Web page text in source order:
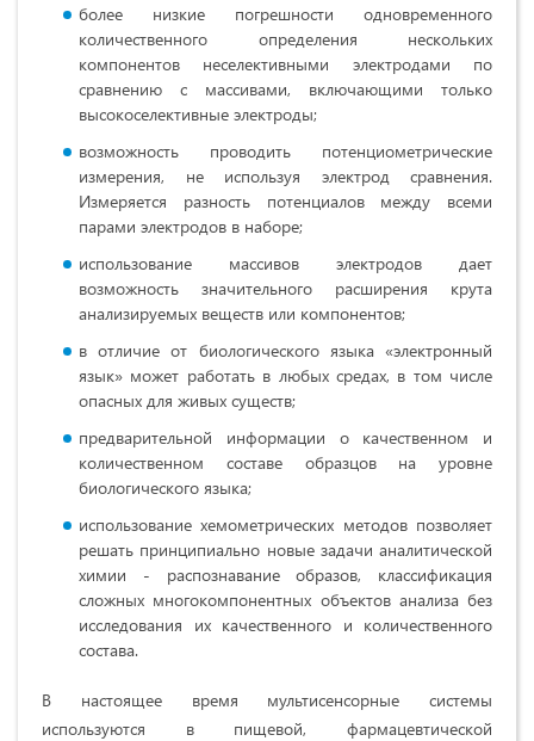
более низкие погрешности одновремен­ного
количественного определения нескольких
компонентов неселективными электродами по
сравнению с массивами, включающими только
высокоселективные электроды;
возможность проводить потенциометрические
измерения, не используя электрод сравне­ния.
Измеряется разность потенциалов между всеми
парами электродов в наборе;
использование массивов электродов дает
возможность значительного расширения крута
анализируемых веществ или компонентов;
в отличие от биологического языка «элек­тронный
язык» может работать в любых средах, в том числе
опасных для живых существ;
предварительной информации о качественном и
количественном составе образцов на уровне
биологического языка;
использование хемометрических методов позволяет
решать принципиально новые задачи аналитической
химии - распознавание образов, классификация
сложных многокомпонентных объектов анализа без
исследования их каче­ственного и количественного
состава.
В настоящее время мультисенсорные систе­мы
используются в пищевой, фармацевтиче­ской